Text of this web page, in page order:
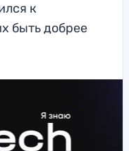
к
быть добрее